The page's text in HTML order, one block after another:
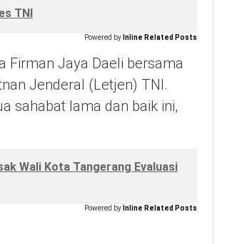
TNI
Powered by Inline Related Posts
Firman Jaya Daeli bersama
Jenderal (Letjen) TNI.
sahabat lama dan baik ini,
Wali Kota Tangerang Evaluasi
Powered by Inline Related Posts